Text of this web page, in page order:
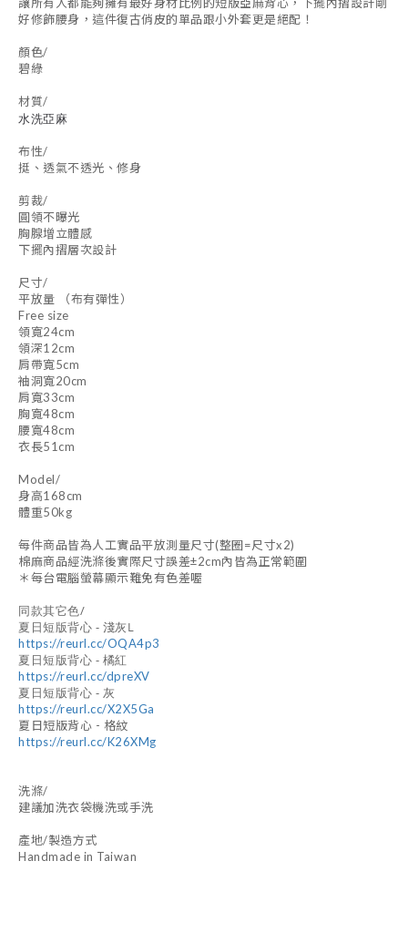
好修飾腰身，這件復古俏皮的單品跟小外套更是絕配！
顏色/
碧綠
材質/
水洗亞麻
布性/
挺、透氣不透光、修身
剪裁/
圓領不曝光
胸腺增立體感
下擺內摺層次設計
尺寸/
平放量 （布有彈性）
Free size
領寬24cm
領深12cm
肩帶寬5cm
袖洞寬20cm
肩寬33cm
胸寬48cm
腰寬48cm
衣長51cm
Model/
身高168cm
體重50kg
每件商品皆為人工實品平放測量尺寸(整圈=尺寸x2)
棉麻商品經洗滌後實際尺寸誤差±2cm內皆為正常範圍
＊每台電腦螢幕顯示難免有色差喔
同款其它色/
夏日短版背心 - 淺灰L
https://reurl.cc/OQA4p3
夏日短版背心 - 橘紅
https://reurl.cc/dpreXV
夏日短版背心 - 灰
https://reurl.cc/X2X5Ga
夏日短版背心 - 格紋
https://reurl.cc/K26XMg
洗滌/
建議加洗衣袋機洗或手洗
產地/製造方式
Handmade in Taiwan